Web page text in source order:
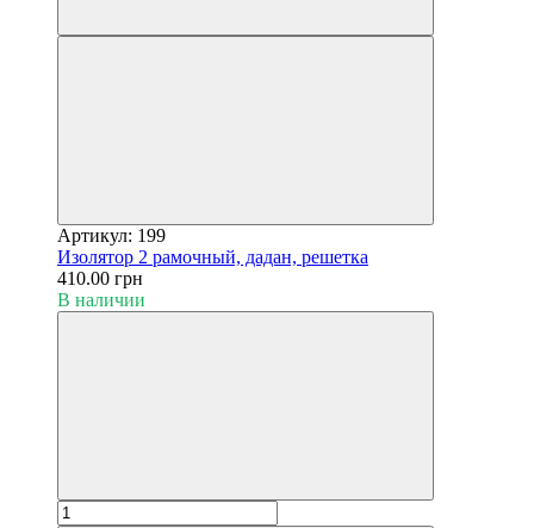
Артикул: 199
Изолятор 2 рамочный, дадан, решетка
410.00 грн
В наличии